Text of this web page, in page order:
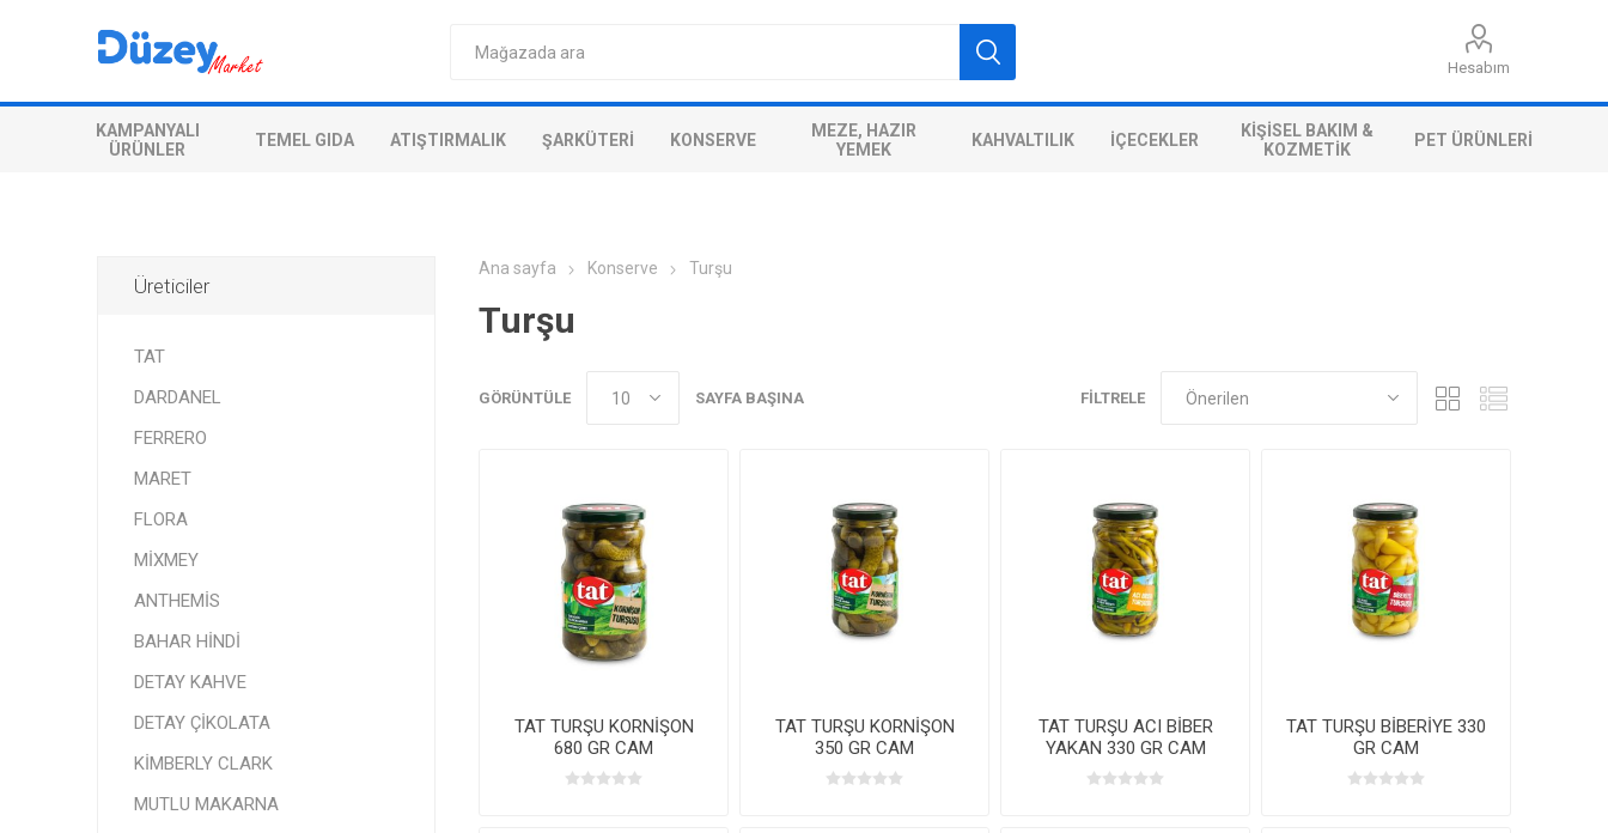
Hesabım
KAMPANYALI
ÜRÜNLER
TEMEL GIDA ATIŞTIRMALIK ŞARKÜTERI KONSERVE
MEZE, HAZIR
YEMEK
KAHVALTILIK İÇECEKLER
KIŞISEL BAKIM &
KOZMETIK
PET ÜRÜNLERI
Ana sayfa Konserve Turşu
Turşu
FILTRELE
GÖRÜNTÜLE SAYFA BAŞINA
TAT TURŞU KORNİŞON
680 GR CAM
TAT TURŞU KORNİŞON
350 GR CAM
TAT TURŞU ACI BİBER
YAKAN 330 GR CAM
TAT TURŞU BİBERİYE 330
GR CAM
Üreticiler
TAT
DARDANEL
FERRERO
MARET
FLORA
MİXMEY
ANTHEMİS
BAHAR HİNDİ
DETAY KAHVE
DETAY ÇİKOLATA
KİMBERLY CLARK
MUTLU MAKARNA